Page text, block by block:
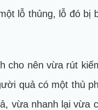
lỗ thủng, lỗ đó bị
nên vừa rút
quả có một thủ
vừa nhanh lại vừa